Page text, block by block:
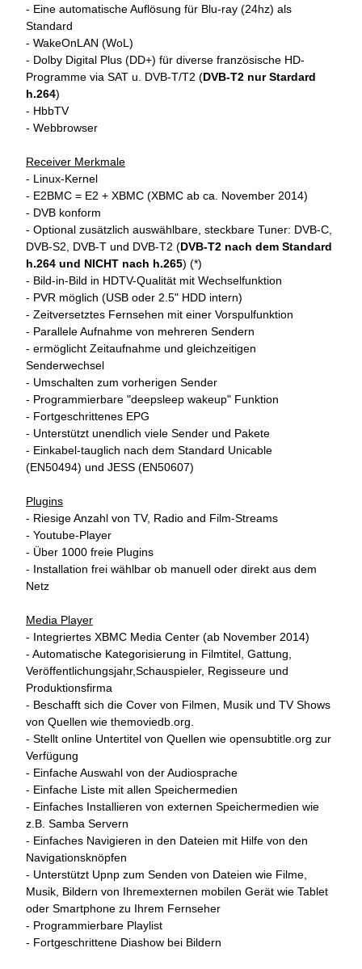
- Eine automatische Auflösung für Blu-ray (24hz) als
Standard
- WakeOnLAN (WoL)
- Dolby Digital Plus (DD+) für diverse französische HD-
Programme via SAT u. DVB-T/T2 (DVB-T2 nur Stardard
h.264)
- HbbTV
- Webbrowser
Receiver Merkmale
- Linux-Kernel
- E2BMC = E2 + XBMC (XBMC ab ca. November 2014)
- DVB konform
- Optional zusätzlich auswählbare, steckbare Tuner: DVB-C,
DVB-S2, DVB-T und DVB-T2 (DVB-T2 nach dem Standard
h.264 und NICHT nach h.265) (*)
- Bild-in-Bild in HDTV-Qualität mit Wechselfunktion
- PVR möglich (USB oder 2.5" HDD intern)
- Zeitversetztes Fernsehen mit einer Vorspulfunktion
- Parallele Aufnahme von mehreren Sendern
- ermöglicht Zeitaufnahme und gleichzeitigen
Senderwechsel
- Umschalten zum vorherigen Sender
- Programmierbare "deepsleep wakeup" Funktion
- Fortgeschrittenes EPG
- Unterstützt unendlich viele Sender und Pakete
- Einkabel-tauglich nach dem Standard Unicable
(EN50494) und JESS (EN50607)
Plugins
- Riesige Anzahl von TV, Radio and Film-Streams
- Youtube-Player
- Über 1000 freie Plugins
- Installation frei wählbar ob manuell oder direkt aus dem
Netz
Media Player
- Integriertes XBMC Media Center (ab November 2014)
- Automatische Kategorisierung in Filmtitel, Gattung,
Veröffentlichungsjahr,Schauspieler, Regisseure und
Produktionsfirma
- Beschafft sich die Cover von Filmen, Musik und TV Shows
von Quellen wie themoviedb.org.
- Stellt online Untertitel von Quellen wie opensubtitle.org zur
Verfügung
- Einfache Auswahl von der Audiosprache
- Einfache Liste mit allen Speichermedien
- Einfaches Installieren von externen Speichermedien wie
z.B. Samba Servern
- Einfaches Navigieren in den Dateien mit Hilfe von den
Navigationsknöpfen
- Unterstützt Upnp zum Senden von Dateien wie Filme,
Musik, Bildern von Ihremexternen mobilen Gerät wie Tablet
oder Smartphone zu Ihrem Fernseher
- Programmierbare Playlist
- Fortgeschrittene Diashow bei Bildern